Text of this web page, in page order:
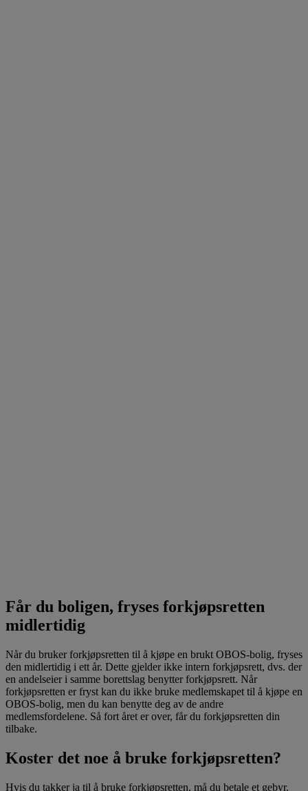
Får du boligen, fryses forkjøpsretten
midlertidig
Når du bruker forkjøpsretten til å kjøpe en brukt OBOS-bolig, fryses
den midlertidig i ett år. Dette gjelder ikke intern forkjøpsrett, dvs. der
en andelseier i samme borettslag benytter forkjøpsrett. Når
forkjøpsretten er fryst kan du ikke bruke medlemskapet til å kjøpe en
OBOS-bolig, men du kan benytte deg av de andre
medlemsfordelene. Så fort året er over, får du forkjøpsretten din
tilbake.
Koster det noe å bruke forkjøpsretten?
Hvis du takker ja til å bruke forkjøpsretten, må du betale et gebyr.